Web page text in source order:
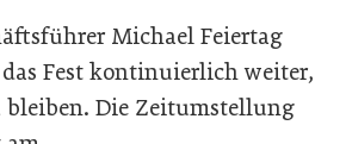
Michael Feiertag
Fest kontinuierlich weiter,
Die Zeitumstellung